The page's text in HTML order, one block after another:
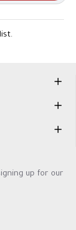
up for our